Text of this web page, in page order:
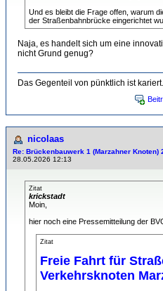
Und es bleibt die Frage offen, warum
der Straßenbahnbrücke eingerichtet
Naja, es handelt sich um eine
nicht Grund genug?
Das Gegenteil von pünktlich ist kariert.
nicolaas
Re: Brückenbauwerk 1 (Marzahner Knoten)
28.05.2026 12:13
Zitat
krickstadt
Moin,
hier noch eine Pressemitteilung der
Zitat
Freie Fahrt für
Verkehrsknoten